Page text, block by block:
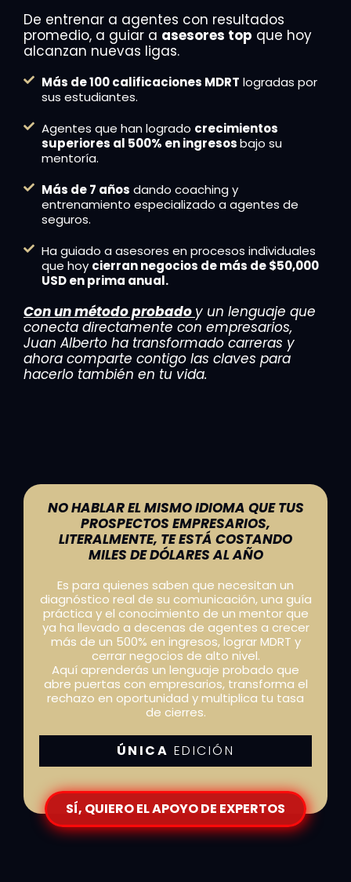
De entrenar a agentes con resultados
promedio, a guiar a asesores top que hoy
alcanzan nuevas ligas.
Más de 100 calificaciones MDRT logradas por
sus estudiantes.
Agentes que han logrado crecimientos
superiores al 500% en ingresosbajo su
mentoría.
Más de 7 años dando coaching y
entrenamiento especializado a agentes de
seguros.
Ha guiado a asesores en procesos individuales
que hoy cierran negocios de más de $50,000
USD en prima anual.
Con un método probado y un lenguaje que
conecta directamente con empresarios,
Juan Alberto ha transformado carreras y
ahora comparte contigo las claves para
hacerlo también en tu vida.
NO HABLAR EL MISMO IDIOMA QUE TUS
PROSPECTOS EMPRESARIOS,
LITERALMENTE, TE ESTÁ COSTANDO
MILES DE DÓLARES AL AÑO
Es para quienes saben que necesitan un
diagnóstico real de su comunicación, una guía
práctica y el conocimiento de un mentor que
ya ha llevado a decenas de agentes a crecer
más de un 500% en ingresos, lograr MDRT y
cerrar negocios de alto nivel.
Aquí aprenderás un lenguaje probado que
abre puertas con empresarios, transforma el
rechazo en oportunidad y multiplica tu tasa
de cierres.
ÚNICA EDICIÓN
SÍ, QUIERO EL APOYO DE EXPERTOS